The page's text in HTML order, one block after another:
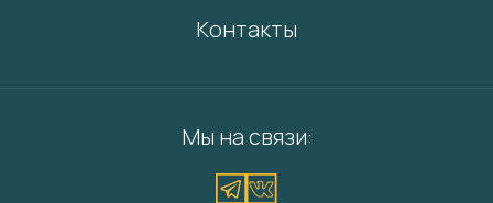
Контакты
Мы на связи: